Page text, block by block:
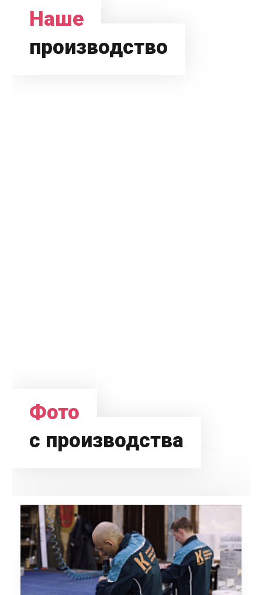
Наше
производство
Фото
с производства